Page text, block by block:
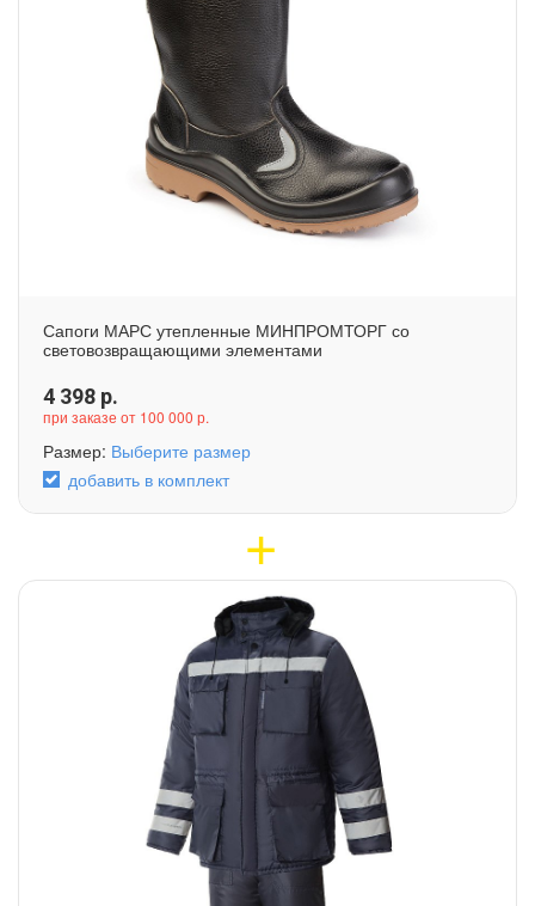
Сапоги МАРС утепленные МИНПРОМТОРГ со
световозвращающими элементами
4 398 р.
при заказе от 100 000 р.
Размер: Выберите размер
добавить в комплект